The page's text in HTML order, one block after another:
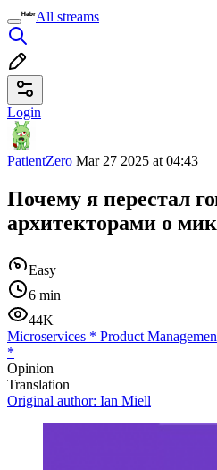
All streams
Login
PatientZero Mar 27 2025 at 04:43
Почему я перестал
архитекторами о
Easy
6 min
44K
Microservices * Product
*
Opinion
Translation
Original author: Ian Miell